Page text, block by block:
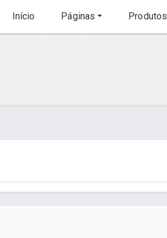
Início Páginas Produtos